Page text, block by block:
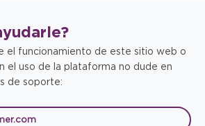
el funcionamiento de este sitio web o
el uso de la plataforma no dude en
de soporte: